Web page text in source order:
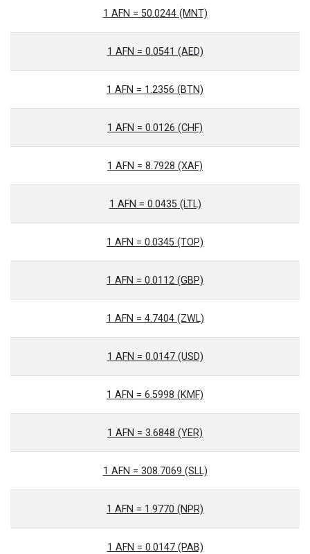
1 AFN = 50.0244 (MNT)
1 AFN = 0.0541 (AED)
1 AFN = 1.2356 (BTN)
1 AFN = 0.0126 (CHF)
1 AFN = 8.7928 (XAF)
1 AFN = 0.0435 (LTL)
1 AFN = 0.0345 (TOP)
1 AFN = 0.0112 (GBP)
1 AFN = 4.7404 (ZWL)
1 AFN = 0.0147 (USD)
1 AFN = 6.5998 (KMF)
1 AFN = 3.6848 (YER)
1 AFN = 308.7069 (SLL)
1 AFN = 1.9770 (NPR)
1 AFN = 0.0147 (PAB)